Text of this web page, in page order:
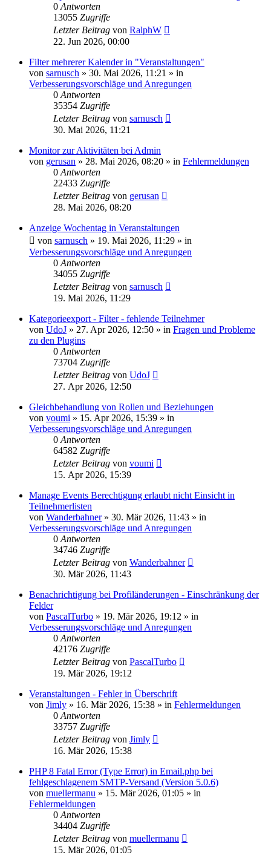
0 Antworten
13055 Zugriffe
Letzter Beitrag von RalphW
22. Jun 2026, 00:00
Filter mehrerer Kalender in "Veranstaltungen"
von sarnusch » 30. Mai 2026, 11:21 » in
Verbesserungsvorschläge und Anregungen
0 Antworten
35354 Zugriffe
Letzter Beitrag von sarnusch
30. Mai 2026, 11:21
Monitor zur Aktivitäten bei Admin
von gerusan » 28. Mai 2026, 08:20 » in Fehlermeldungen
0 Antworten
22433 Zugriffe
Letzter Beitrag von gerusan
28. Mai 2026, 08:20
Anzeige Wochentag in Veranstaltungen
von sarnusch » 19. Mai 2026, 11:29 » in
Verbesserungsvorschläge und Anregungen
0 Antworten
34055 Zugriffe
Letzter Beitrag von sarnusch
19. Mai 2026, 11:29
Kategorieexport - Filter - fehlende Teilnehmer
von UdoJ » 27. Apr 2026, 12:50 » in Fragen und Probleme
zu den Plugins
0 Antworten
73704 Zugriffe
Letzter Beitrag von UdoJ
27. Apr 2026, 12:50
Gleichbehandlung von Rollen und Beziehungen
von voumi » 15. Apr 2026, 15:39 » in
Verbesserungsvorschläge und Anregungen
0 Antworten
64582 Zugriffe
Letzter Beitrag von voumi
15. Apr 2026, 15:39
Manage Events Berechtigung erlaubt nicht Einsicht in
Teilnehmerlisten
von Wanderbahner» 30. Mär 2026, 11:43 » in
Verbesserungsvorschläge und Anregungen
0 Antworten
34746 Zugriffe
Letzter Beitrag von Wanderbahner
30. Mär 2026, 11:43
Benachrichtigung bei Profiländerungen - Einschränkung der
Felder
von PascalTurbo » 19. Mär 2026, 19:12 » in
Verbesserungsvorschläge und Anregungen
0 Antworten
42176 Zugriffe
Letzter Beitrag von PascalTurbo
19. Mär 2026, 19:12
Veranstaltungen - Fehler in Überschrift
von Jimly » 16. Mär 2026, 15:38 » in Fehlermeldungen
0 Antworten
33757 Zugriffe
Letzter Beitrag von Jimly
16. Mär 2026, 15:38
PHP 8 Fatal Error (Type Error) in Email.php bei
fehlgeschlagenem SMTP-Versand (Version 5.0.6)
von muellermanu » 15. Mär 2026, 01:05 » in
Fehlermeldungen
0 Antworten
34404 Zugriffe
Letzter Beitrag von muellermanu
15. Mär 2026, 01:05